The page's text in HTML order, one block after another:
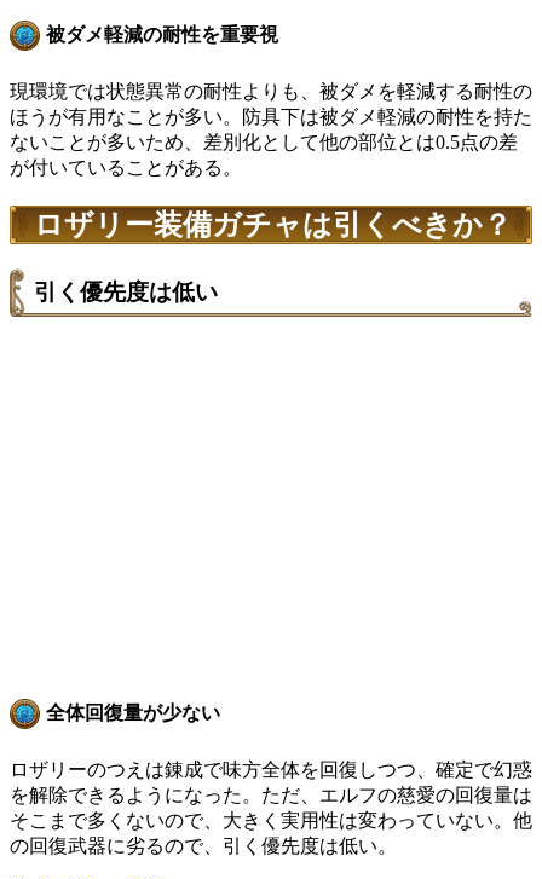
被ダメ軽減の耐性を重要視
現環境では状態異常の耐性よりも、被ダメを軽減する耐性の
ほうが有用なことが多い。防具下は被ダメ軽減の耐性を持た
ないことが多いため、差別化として他の部位とは0.5点の差
が付いていることがある。
ロザリー装備ガチャは引くべきか？
引く優先度は低い
全体回復量が少ない
ロザリーのつえは錬成で味方全体を回復しつつ、確定で幻惑
を解除できるようになった。ただ、エルフの慈愛の回復量は
そこまで多くないので、大きく実用性は変わっていない。他
の回復武器に劣るので、引く優先度は低い。